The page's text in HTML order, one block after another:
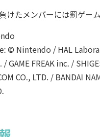
けたメンバーには罰ゲ
© Nintendo / HAL
/ GAME FREAK inc. /
CO., LTD. / BANDAI